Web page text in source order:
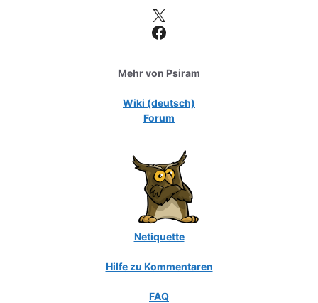
X
Facebook
Mehr von Psiram
Wiki (deutsch)
Forum
Netiquette
Hilfe zu Kommentaren
FAQ